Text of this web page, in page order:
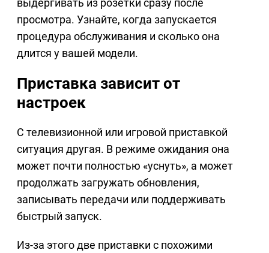
выдергивать из розетки сразу после
просмотра. Узнайте, когда запускается
процедура обслуживания и сколько она
длится у вашей модели.
Приставка зависит от
настроек
С телевизионной или игровой приставкой
ситуация другая. В режиме ожидания она
может почти полностью «уснуть», а может
продолжать загружать обновления,
записывать передачи или поддерживать
быстрый запуск.
Из-за этого две приставки с похожими